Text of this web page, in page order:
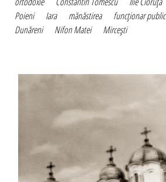
Poieni
Iara mănăstirea funcţionar public
Dunăreni
Nifon Matei Mirceşti